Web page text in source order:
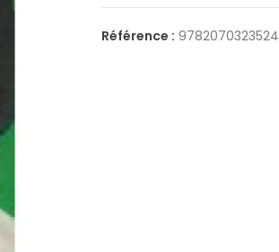
Référence : 9782070323524